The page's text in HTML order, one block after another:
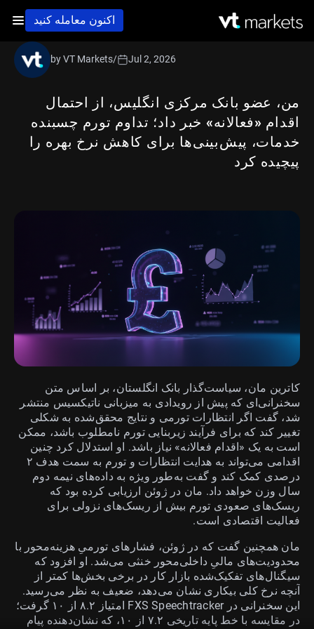
اکنون معامله کنید
من، عضو بانک مرکزی انگلیس، از احتمال
اقدام «فعالانه» خبر داد؛ تداوم تورم چسبنده
خدمات، پیش‌بینی‌ها برای کاهش نرخ بهره را
پیچیده کرد
by VT Markets/ Jul 2, 2026
کاترین مان، سیاست‌گذار بانک انگلستان، بر اساس متن
سخنرانی‌ای که پیش از رویدادی به میزبانی ناتیکسیس منتشر
شد، گفت اگر انتظارات تورمی و نتایج محقق‌شده به شکلی
تغییر کند که برای فرآیند زیربنایی تورم نامطلوب باشد، ممکن
است به یک «اقدام فعالانه» نیاز باشد. او استدلال کرد چنین
اقدامی می‌تواند به هدایت انتظارات و تورم به سمت هدف ۲
درصدی کمک کند و گفت به‌طور ویژه به داده‌های نیمه دوم
سال وزن خواهد داد. مان در ژوئن ارزیابی کرده بود که
ریسک‌های صعودی تورم بیش از ریسک‌های نزولی برای
فعالیت اقتصادی است.
مان همچنین گفت که در ژوئن، فشارهای تورمیِ هزینه‌محور با
محدودیت‌های مالیِ داخلی‌محور خنثی می‌شد. او افزود که
سیگنال‌های تفکیک‌شده بازار کار در برخی بخش‌ها کمتر از
آنچه نرخ کلی بیکاری نشان می‌دهد، ضعیف به نظر می‌رسید.
این سخنرانی در FXS Speechtracker امتیاز ۸.۲ از ۱۰ گرفت؛
در مقایسه با خط پایه تاریخی ۷.۲ از ۱۰، که نشان‌دهنده پیام